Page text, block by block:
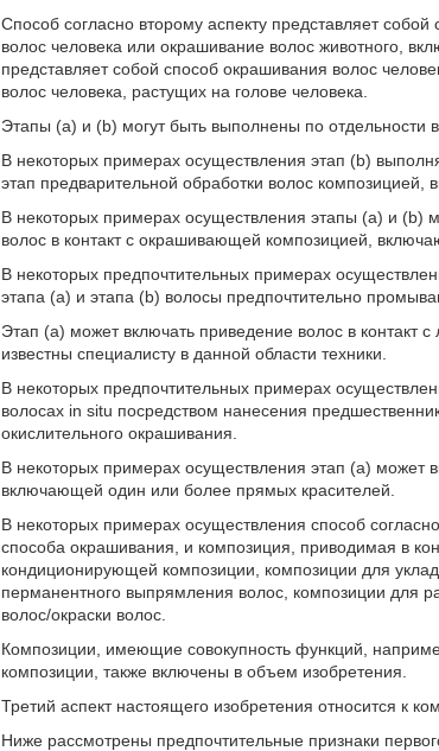
Способ согласно второму аспекту представляет
волос человека или окрашивание волос животного,
представляет собой способ окрашивания волос
волос человека, растущих на голове человека.
Этапы (а) и (b) могут быть выполнены по
В некоторых примерах осуществления этап (b)
этап предварительной обработки волос
В некоторых примерах осуществления этапы (а) и (b)
волос в контакт с окрашивающей композицией,
В некоторых предпочтительных примерах
этапа (а) и этапа (b) волосы предпочтительно
Этап (а) может включать приведение волос в
известны специалисту в данной области техники.
В некоторых предпочтительных примерах
волосах in situ посредством нанесения
окислительного окрашивания.
В некоторых примерах осуществления этап (а) может
включающей один или более прямых красителей.
В некоторых примерах осуществления способ
способа окрашивания, и композиция, приводимая в
кондиционирующей композиции, композиции для
перманентного выпрямления волос, композиции для
волос/окраски волос.
Композиции, имеющие совокупность функций,
композиции, также включены в объем изобретения.
Третий аспект настоящего изобретения относится к
Ниже рассмотрены предпочтительные признаки